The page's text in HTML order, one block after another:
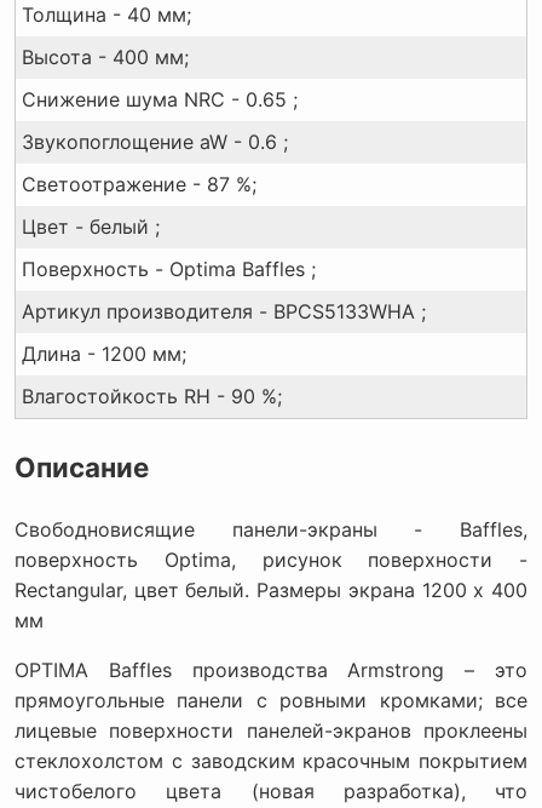
Толщина - 40 мм;
Высота - 400 мм;
Снижение шума NRC - 0.65 ;
Звукопоглощение aW - 0.6 ;
Светоотражение - 87 %;
Цвет - белый ;
Поверхность - Optima Baffles ;
Артикул производителя - BPCS5133WHA ;
Длина - 1200 мм;
Влагостойкость RH - 90 %;
Описание
Свободновисящие панели-экраны - Baffles,
поверхность Optima, рисунок поверхности -
Rectangular, цвет белый. Размеры экрана 1200 x 400
мм
OPTIMA Baffles производства Armstrong – это
прямоугольные панели с ровными кромками; все
лицевые поверхности панелей-экранов проклеены
стеклохолстом с заводским красочным покрытием
чистобелого цвета (новая разработка), что